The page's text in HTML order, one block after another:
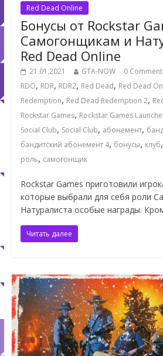
Red Dead Online
Бонусы от Rockstar
Самогонщикам и
Red Dead Online
21.01.2021 GTA-NOW 0
RDO, RDR, RDR2, Red Dead, Red Dead
Redemption, Red Dead Redemption 2,
Rockstar Games, Rockstar Games
Social Club, Social Club, абонемент,
бандитский абонемент 4, бонусы, клуб,
роль, самогонщик
Rockstar Games приготовили
которые выбрали для себя роли
Натуралиста особые награды.
Читать далее